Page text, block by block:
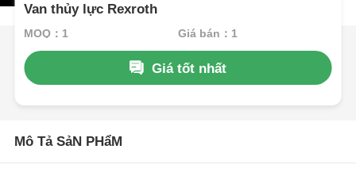
Van thủy lực Rexroth
MOQ：1 Giá bán：1
Giá tốt nhất
Mô Tả SảN PHẩM